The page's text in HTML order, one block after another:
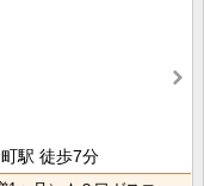
駅 徒歩7分